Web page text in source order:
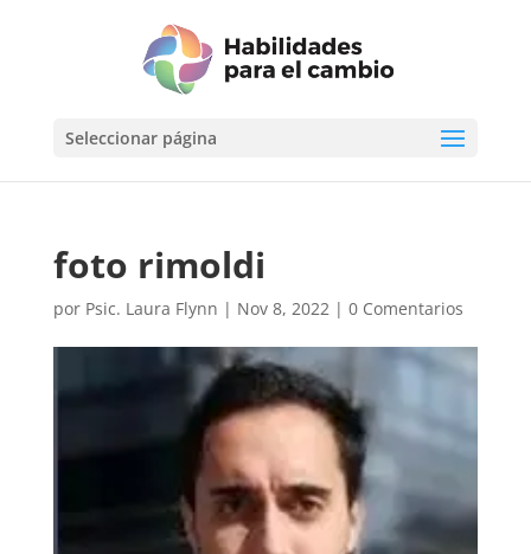
Seleccionar página
foto rimoldi
por Psic. Laura Flynn | Nov 8, 2022| 0 Comentarios